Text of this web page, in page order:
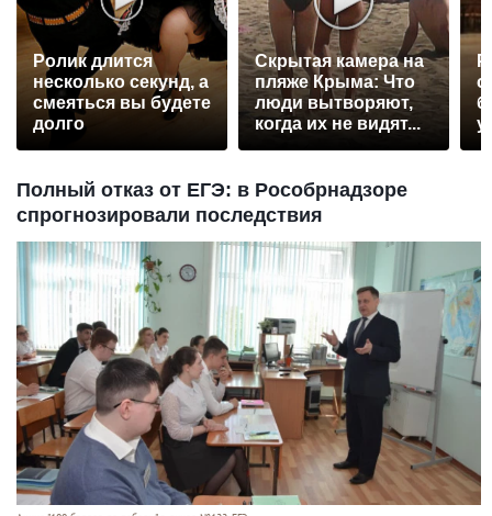
Ролик длится
несколько секунд, а
смеяться вы будете
долго
Скрытая камера на
пляже Крыма: Что
люди вытворяют,
когда их не видят...
Полный отказ от ЕГЭ: в Рособрнадзоре
спрогнозировали последствия